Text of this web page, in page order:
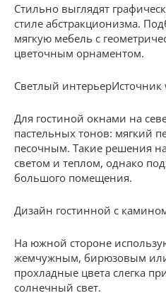
Стильно выглядят
стиле абстракционизма.
мягкую мебель с
цветочным орнаментом.
Светлый интерьерИсточник
Для гостиной окнами на
пастельных тонов: мягкий
песочным. Такие решения
светом и теплом, однако
большого помещения.
Дизайн гостинной с
На южной стороне
жемчужным, бирюзовым
прохладные цвета слегка
солнечный свет.